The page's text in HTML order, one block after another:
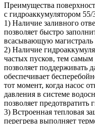
Преимущества
с гидроаккумулятором
1) Наличие заливного
позволяет быстро
всасывающую
2) Наличие
частых пусков, тем
позволяет поддерживать
обеспечивает
тот момент, когда насос
давления в системе
позволяет предотвратить
3) Встроенная тепловая
перегрева выполняет